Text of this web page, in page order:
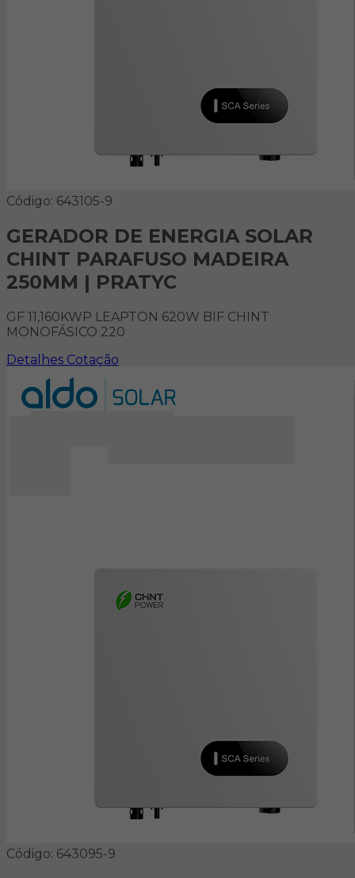
Código: 643105-9
GERADOR DE ENERGIA SOLAR
CHINT PARAFUSO MADEIRA
250MM | PRATYC
GF 11,160KWP LEAPTON 620W BIF CHINT
MONOFÁSICO 220
Detalhes Cotação
Código: 643095-9